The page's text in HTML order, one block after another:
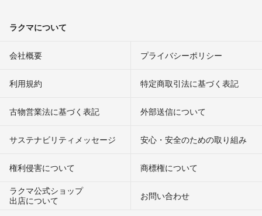
ラクマについて
会社概要 プライバシーポリシー
利用規約 特定商取引法に基づく表記
古物営業法に基づく表記 外部送信について
サステナビリティメッセージ 安心・安全のための取り組み
権利侵害について
商標権について
ラクマ公式ショップ
出店について
お問い合わせ